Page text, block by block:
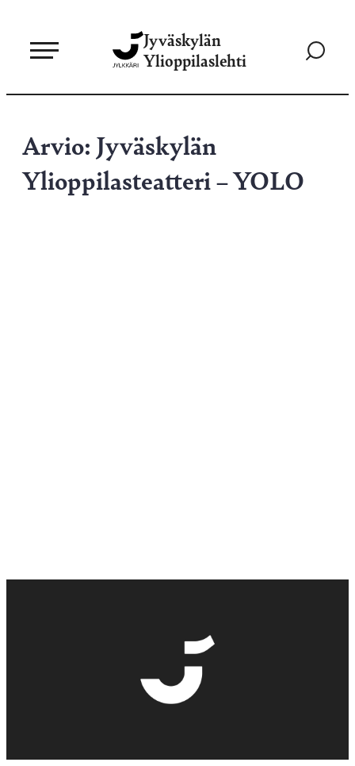
sisältöön
Jyväskylän
Ylioppilaslehti
Siirry
Arvio: Jyväskylän
Ylioppilasteatteri – YOLO